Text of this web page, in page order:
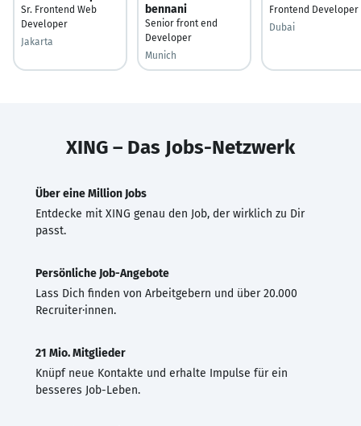
Sr. Frontend Web
Developer
Jakarta
bennani
Senior front end
Developer
Munich
Frontend Developer
Dubai
XING – Das Jobs-Netzwerk
Über eine Million Jobs
Entdecke mit XING genau den Job, der wirklich zu Dir
passt.
Persönliche Job-Angebote
Lass Dich finden von Arbeitgebern und über 20.000
Recruiter·innen.
21 Mio. Mitglieder
Knüpf neue Kontakte und erhalte Impulse für ein
besseres Job-Leben.